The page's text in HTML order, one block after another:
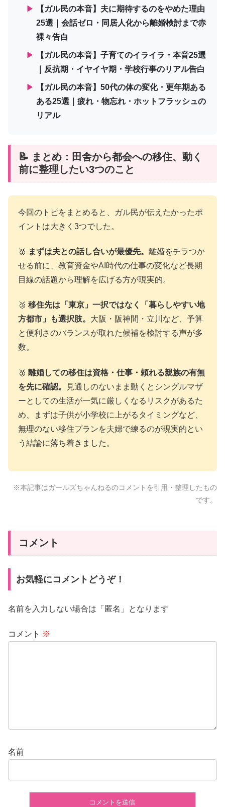
▶
【ガル民の本音】夫に期待するのをやめた理由
25選｜会話ゼロ・同居人化から離婚検討まで赤
裸々告白
▶
【ガル民の本音】子育てのイライラ・本音25選
｜反抗期・イヤイヤ期・学校行事のリアル告白
▶
【ガル民の本音】50代の体の変化・更年期ある
ある25選｜疲れ・物忘れ・ホットフラッシュの
リアル
📝 まとめ：田舎から都会への移住、動く
前に整理したい3つのこと
今回のトピをまとめると、ガル民が伝えたかったポ
イントは大きく3つでした。
🥇 まずは夫との話し合いが最優先。 離婚をチラつか
せる前に、教育資金やAI時代の仕事の変化など長期
目線の話題から理解を広げる方が現実的。
🥈 移住先は「東京」一択ではなく「暮らしやすい地
方都市」も選択肢。 大阪・阪神間・立川など、予算
と便利さのバランスが取れた候補を検討する声が多
数。
🥉 離婚しての移住は資格・仕事・頼れる親族の有無
を先に確認。
見通しのないまま動くとシングルマザ
ーとしての生活が一気に厳しくなるリスクがあるた
め、まずは子供が小学校に上がるタイミングなど、
無理のない移住プランを夫婦で練るのが現実的とい
う結論に落ち着きました。
※本記事はガールズちゃんねるのコメントを引用・整理したもの
です。
コメント
お気軽にコメントどうぞ！
名前を入力しない場合は「匿名」となります
コメント ※
名前